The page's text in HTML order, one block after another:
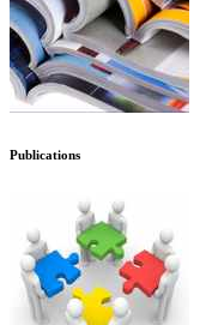
Publications